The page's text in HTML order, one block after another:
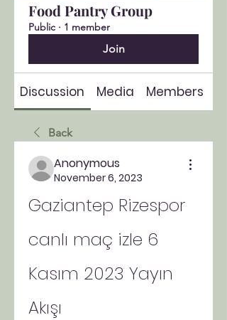
Food Pantry Group
Public · 1 member
Join
Discussion Media Members
Back
Anonymous
November 6, 2023
Gaziantep Rizespor
canlı maç izle 6
Kasım 2023 Yayın
Akışı